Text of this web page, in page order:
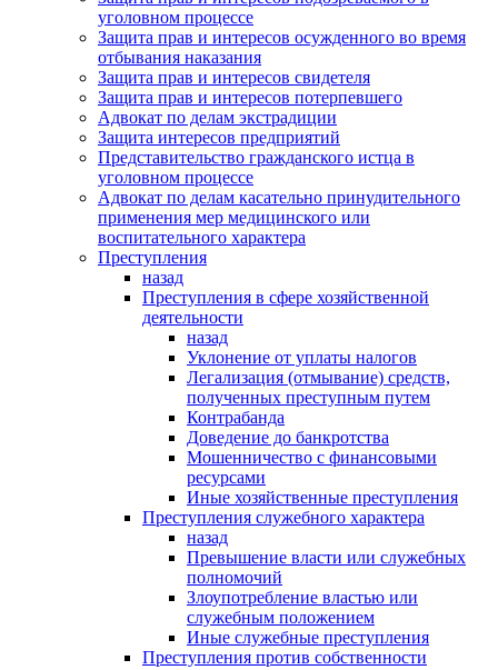
уголовном процессе
Защита прав и интересов осужденного во время
отбывания наказания
Защита прав и интересов свидетеля
Защита прав и интересов потерпевшего
Адвокат по делам экстрадиции
Защита интересов предприятий
Представительство гражданского истца в
уголовном процессе
Адвокат по делам касательно принудительного
применения мер медицинского или
воспитательного характера
Преступления
назад
Преступления в сфере хозяйственной
деятельности
назад
Уклонение от уплаты налогов
Легализация (отмывание) средств,
полученных преступным путем
Контрабанда
Доведение до банкротства
Мошенничество с финансовыми
ресурсами
Иные хозяйственные преступления
Преступления служебного характера
назад
Превышение власти или служебных
полномочий
Злоупотребление властью или
служебным положением
Иные служебные преступления
Преступления против собственности